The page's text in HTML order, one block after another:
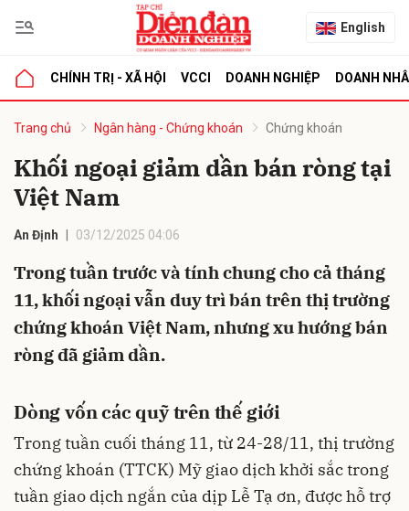
English
CHÍNH TRỊ - XÃ HỘI VCCI DOANH NGHIỆP DOANH
Trang chủ Ngân hàng - Chứng khoán Chứng khoán
Khối ngoại giảm dần bán ròng tại
Việt Nam
An Định 03/12/2025 04:06
Trong tuần trước và tính chung cho cả tháng
11, khối ngoại vẫn duy trì bán trên thị trường
chứng khoán Việt Nam, nhưng xu hướng bán
ròng đã giảm dần.
Dòng vốn các quỹ trên thế giới
Trong tuần cuối tháng 11, từ 24-28/11, thị trường
chứng khoán (TTCK) Mỹ giao dịch khởi sắc trong
tuần giao dịch ngắn của dịp Lễ Tạ ơn, được hỗ trợ
luận
Hủy